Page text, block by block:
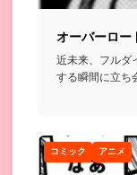
オーバーロー
近未来、フルダ
する瞬間に立ち
コミック アニメ